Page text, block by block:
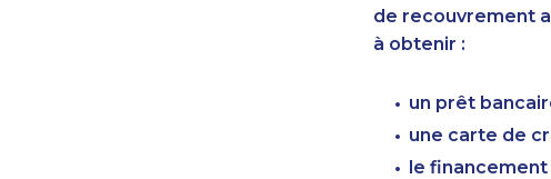
de recouvrement
à obtenir :
un prêt
une carte de
le